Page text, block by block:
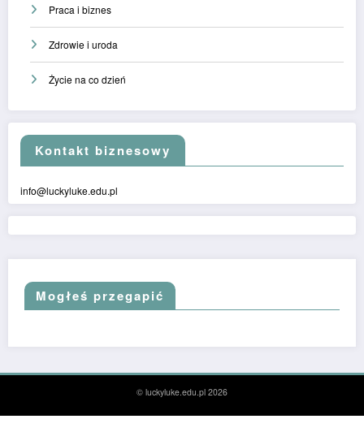
Praca i biznes
Zdrowie i uroda
Życie na co dzień
Kontakt biznesowy
info@luckyluke.edu.pl
Mogłeś przegapić
© luckyluke.edu.pl 2026